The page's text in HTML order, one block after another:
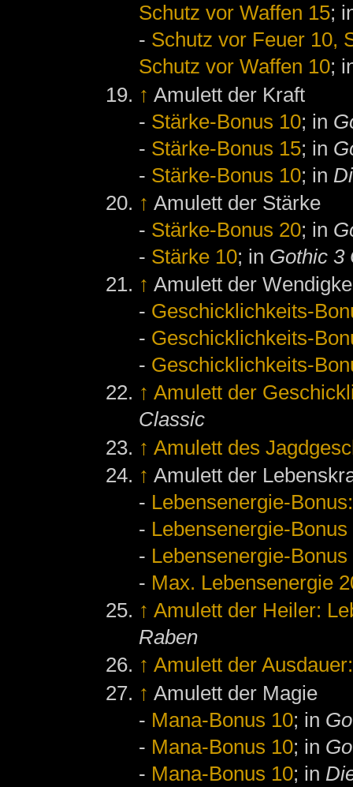
Schutz vor Waffen 15;
- Schutz vor Feuer 10,
Schutz vor Waffen 10;
↑ Amulett der Kraft
- Stärke-Bonus 10; in
- Stärke-Bonus 15; in
- Stärke-Bonus 10; in
↑ Amulett der Stärke
- Stärke-Bonus 20; in
- Stärke 10; in Gothic 3
↑ Amulett der
- Geschicklichkeits-
- Geschicklichkeits-
- Geschicklichkeits-
↑ Amulett der
Classic
↑ Amulett des
↑ Amulett der
- Lebensenergie-
- Lebensenergie-Bonus
- Lebensenergie-Bonus
- Max. Lebensenergie
↑ Amulett der Heiler:
Raben
↑ Amulett der
↑ Amulett der Magie
- Mana-Bonus 10; in
- Mana-Bonus 10; in
- Mana-Bonus 10; in